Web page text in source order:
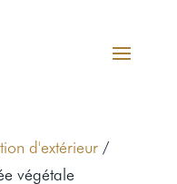
d'extérieur/
végétale